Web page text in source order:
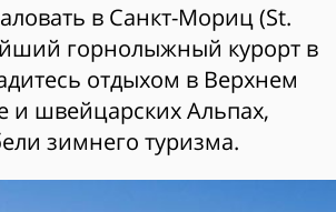
в Санкт-Мориц (St.
горнолыжный курорт в
отдыхом в Верхнем
и швейцарских Альпах,
зимнего туризма.